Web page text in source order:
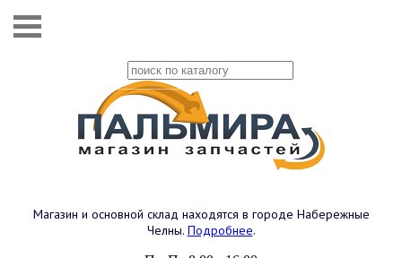
Магазин и основной склад находятся в городе Набережные
Челны. Подробнее.